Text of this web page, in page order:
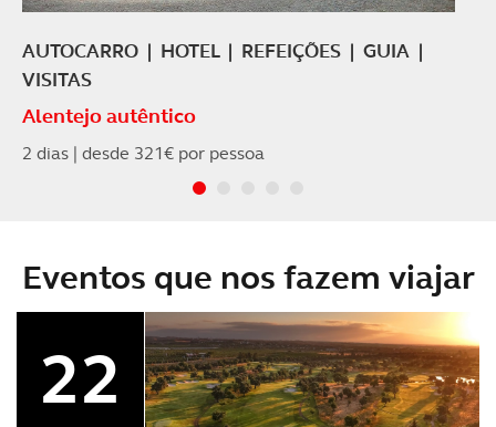
AUTOCARRO | HOTEL | REFEIÇÕES | GUIA |
VISITAS
Alentejo autêntico
2 dias | desde 321€ por pessoa
Eventos que nos fazem viajar
22